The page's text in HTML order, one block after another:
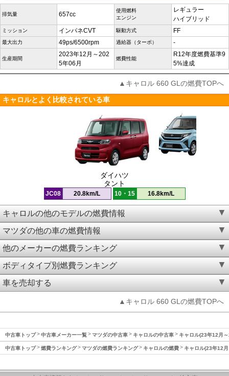
排気量 657cc
使用燃料
エンジン
レギュラー
ハイブリッド
ミッション インパネCVT 駆動方式 FF
最大出力 49ps/6500rpm 過給器（ターボ） -
生産期間
2023年12月～202
5年06月
燃費性能
R12年度燃費基準9
5%達成
▲キャロル 660 GLの燃費TOPへ
キャロルとよく比較されている車
ダイハツ
タント
JC08 20.8km/L 10・15 16.8km/L
キャロルの他のモデルの燃費情報
マツダの他の車の燃費情報
他のメーカーの燃費ランキング
ボディタイプ別燃費ランキング
車を売却する
▲キャロル 660 GLの燃費TOPへ
中古車トップ 中古車メーカー一覧 マツダの中古車 キャロルの中古車 キャロル(23年12月
中古車トップ 燃費ランキング マツダの燃費ランキング キャロルの燃費 キャロル(23年12